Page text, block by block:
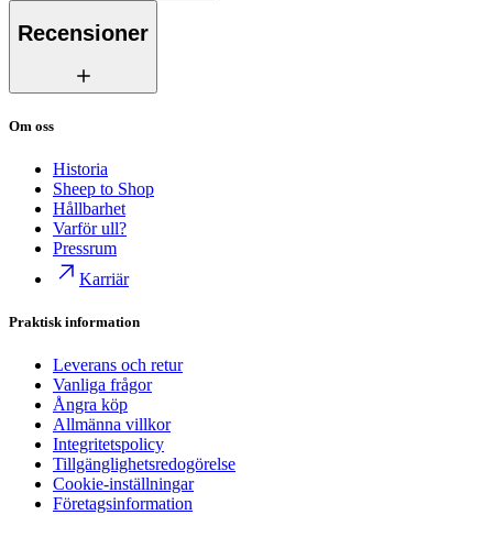
Recensioner
Om oss
Historia
Sheep to Shop
Hållbarhet
Varför ull?
Pressrum
Karriär
Praktisk information
Leverans och retur
Vanliga frågor
Ångra köp
Allmänna villkor
Integritetspolicy
Tillgänglighetsredogörelse
Cookie-inställningar
Företagsinformation